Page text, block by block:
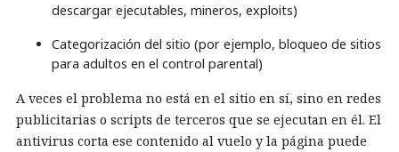
descargar ejecutables, mineros, exploits)
Categorización del sitio (por ejemplo, bloqueo de sitios
para adultos en el control parental)
A veces el problema no está en el sitio en sí, sino en redes
publicitarias o scripts de terceros que se ejecutan en él. El
antivirus corta ese contenido al vuelo y la página puede